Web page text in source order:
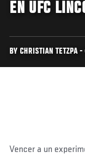
EN UFC
BY CHRISTIAN TETZPA
Vencer a un